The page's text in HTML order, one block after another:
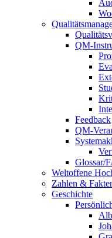
QM-
Feedback
QM-
Glossar/
Weltoffene
Zahlen &
Geschichte